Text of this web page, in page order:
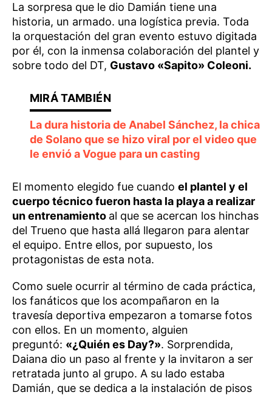
La sorpresa que le dio Damián tiene una
historia, un armado. una logística previa. Toda
la orquestación del gran evento estuvo digitada
por él, con la inmensa colaboración del plantel y
sobre todo del DT, Gustavo «Sapito» Coleoni.
La dura historia de Anabel Sánchez, la chica
de Solano que se hizo viral por el video que
le envió a Vogue para un casting
El momento elegido fue cuando el plantel y el
cuerpo técnico fueron hasta la playa a realizar
un entrenamiento al que se acercan los hinchas
del Trueno que hasta allá llegaron para alentar
el equipo. Entre ellos, por supuesto, los
protagonistas de esta nota.
Como suele ocurrir al término de cada práctica,
los fanáticos que los acompañaron en la
travesía deportiva empezaron a tomarse fotos
con ellos. En un momento, alguien
preguntó: «¿Quién es Day?». Sorprendida,
Daiana dio un paso al frente y la invitaron a ser
retratada junto al grupo. A su lado estaba
Damián, que se dedica a la instalación de pisos